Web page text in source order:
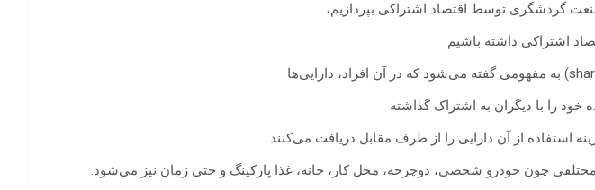
گردشگری توسط اقتصاد اشتراکی بپردازیم،
اشتراکی داشته باشیم.
خود را با دیگران به اشتراک گذاشته
استفاده از آن دارایی را از طرف مقابل دریافت می‌کنند.
چون خودرو شخصی، دوچرخه، محل کار، خانه، غذا پارکینگ و حتی زمان نیز می‌شود.